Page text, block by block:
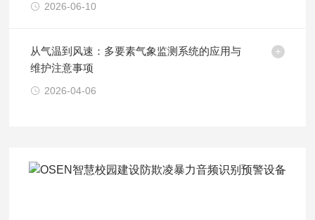
2026-06-10
从气温到风速：多要素气象监测系统的应用与
维护注意事项
2026-04-06